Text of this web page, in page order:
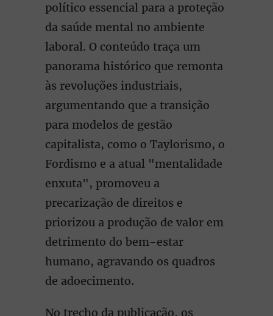
político essencial para a proteção
da saúde mental no ambiente
laboral. O conteúdo traça um
panorama histórico que remonta
às revoluções industriais,
argumentando que a transição
para modelos de gestão
capitalista, como o Taylorismo, o
Fordismo e a atual "mentalidade
enxuta", promoveu a
precarização de direitos e
priorizou a produção de valor em
detrimento do bem-estar
humano, agravando os quadros
de adoecimento.
No trecho da publicação, os